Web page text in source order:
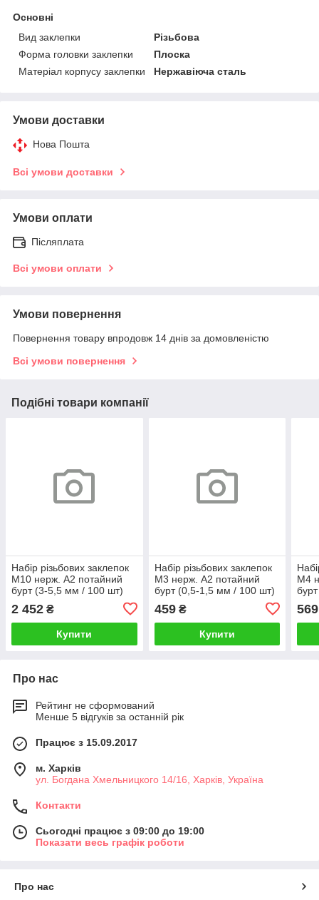
Основні
Вид заклепки
Різьбова
Форма головки заклепки
Плоска
Матеріал корпусу заклепки
Нержавіюча сталь
Умови доставки
Нова Пошта
Всі умови доставки
Умови оплати
Післяплата
Всі умови оплати
Умови повернення
Повернення товару впродовж 14 днів за домовленістю
Всі умови повернення
Подібні товари компанії
Набір різьбових заклепок
М10 нерж. А2 потайний
бурт (3-5,5 мм / 100 шт)
2 452 ₴
Купити
Набір різьбових заклепок
M3 нерж. А2 потайний
бурт (0,5-1,5 мм / 100 шт)
459₴
Купити
M4
569
Про нас
Рейтинг не сформований
Менше 5 відгуків за останній рік
Працює з 15.09.2017
м. Харків
ул. Богдана Хмельницкого 14/16, Харків, Україна
Контакти
Сьогодні працює з 09:00 до 19:00
Показати весь графік роботи
Про нас